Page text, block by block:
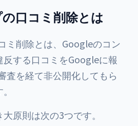
口コミ削除とは
ミ削除とは、Googleのコン
する口コミをGoogleに報
査を経て非公開化してもら
原則は次の3つです。